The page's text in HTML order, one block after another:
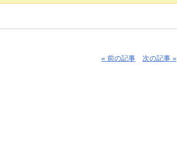
« 前の記事 次の記事 »